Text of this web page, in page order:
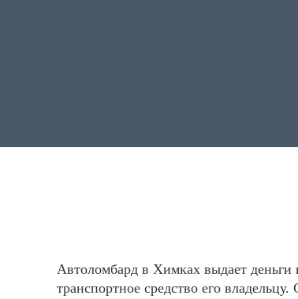
Автоломбард в Химках выдает
транспортное средство его